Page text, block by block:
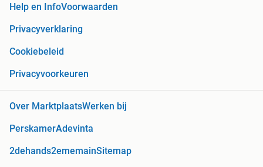
Help en InfoVoorwaarden
Privacyverklaring
Cookiebeleid
Privacyvoorkeuren
Over MarktplaatsWerken bij
PerskamerAdevinta
2dehands2ememainSitemap